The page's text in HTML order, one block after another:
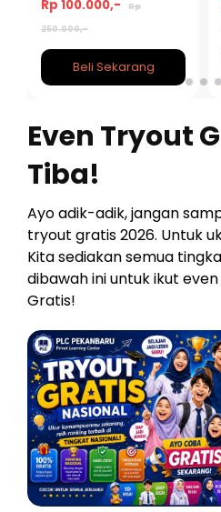
Rp 100.000,-
Rp
250.000,-
Beli Sekarang
Even Tryout
Tiba!
Ayo adik-adik, jangan
tryout gratis 2026. Untuk
Kita sediakan semua
dibawah ini untuk ikut even
Gratis!